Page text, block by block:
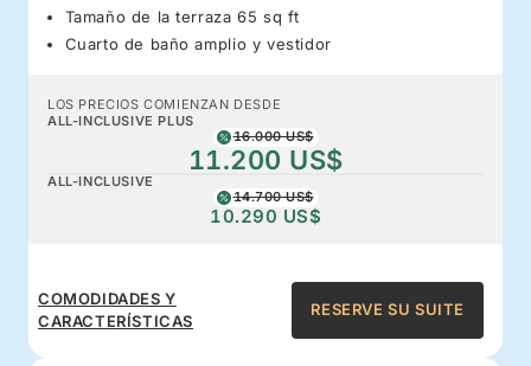
Tamaño de la terraza 65 sq ft
Cuarto de baño amplio y vestidor
LOS PRECIOS COMIENZAN DESDE
ALL-INCLUSIVE PLUS
16.000 US$
11.200 US$
ALL-INCLUSIVE
14.700 US$
10.290 US$
COMODIDADES Y
CARACTERÍSTICAS
RESERVE SU SUITE